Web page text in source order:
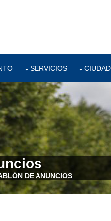
SERVICIOS CIUDAD
DE ANUNCIOS